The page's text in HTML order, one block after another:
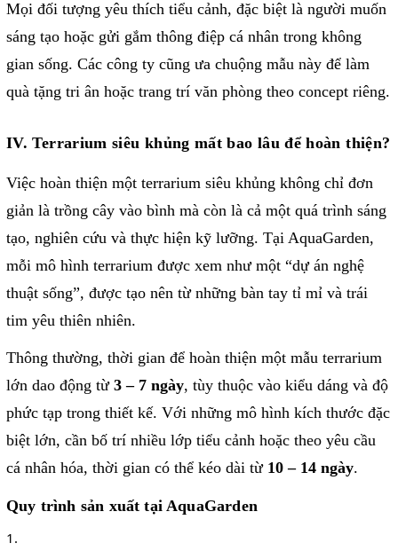
Mọi đối tượng yêu thích tiểu cảnh, đặc biệt là người muốn
sáng tạo hoặc gửi gắm thông điệp cá nhân trong không
gian sống. Các công ty cũng ưa chuộng mẫu này để làm
quà tặng tri ân hoặc trang trí văn phòng theo concept riêng.
IV. Terrarium siêu khủng mất bao lâu để hoàn thiện?
Việc hoàn thiện một terrarium siêu khủng không chỉ đơn
giản là trồng cây vào bình mà còn là cả một quá trình sáng
tạo, nghiên cứu và thực hiện kỹ lưỡng. Tại AquaGarden,
mỗi mô hình terrarium được xem như một “dự án nghệ
thuật sống”, được tạo nên từ những bàn tay tỉ mỉ và trái
tim yêu thiên nhiên.
Thông thường, thời gian để hoàn thiện một mẫu terrarium
lớn dao động từ 3 – 7 ngày, tùy thuộc vào kiểu dáng và độ
phức tạp trong thiết kế. Với những mô hình kích thước đặc
biệt lớn, cần bố trí nhiều lớp tiểu cảnh hoặc theo yêu cầu
cá nhân hóa, thời gian có thể kéo dài từ 10 – 14 ngày.
Quy trình sản xuất tại AquaGarden